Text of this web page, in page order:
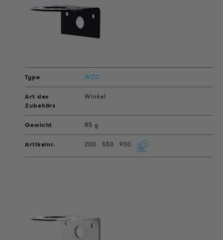
WZC
Winkel
85 g
200 550 900